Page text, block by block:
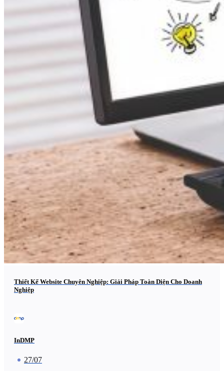
Thiết Kế Website Chuyên Nghiệp: Giải Pháp Toàn Diện Cho Doanh
Nghiệp
InDMP
27/07